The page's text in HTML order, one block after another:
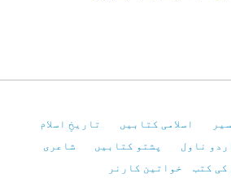
اسلامی کتابیں
تاریخِ اسلام
ناول پشتو کتابیں
شاعری
کی کتب
خواتین کارنر